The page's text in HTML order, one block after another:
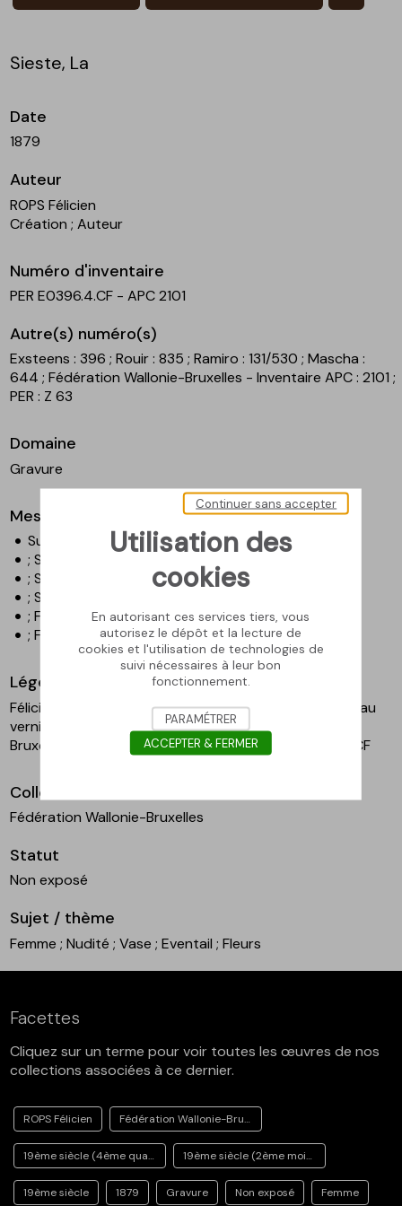
Sieste, La
Date
1879
Auteur
ROPS Félicien
Création; Auteur
Numéro d'inventaire
PER E0396.4.CF - APC 2101
Autre(s) numéro(s)
Exsteens : 396; Rouir : 835; Ramiro : 131/530; Mascha :
644; Fédération Wallonie-Bruxelles - Inventaire APC : 2101;
PER : Z 63
Domaine
Gravure
Mesures
Surface couverte - Hauteur en cm : 18,6
; Surface couverte - Largeur en cm : 25,1
; Surface gravée - Hauteur en cm : 23,2
; Surface gravée - Largeur en cm : 29,2
; Feuille - Hauteur en cm : 28,2
; Feuille - Largeur en cm : 36
Légende
Félicien Rops, La Sieste, 1879, héliogravure retouchée au
vernis mou, 18,6 x 25,1 cm. Coll. Fédération Wallonie-
Bruxelles, en dépôt au musée Rops. Inv. PER E0396.4.CF
Collection
Fédération Wallonie-Bruxelles
Statut
Non exposé
Sujet / thème
Femme; Nudité; Vase; Eventail; Fleurs
Facettes
Cliquez sur un terme pour voir toutes les œuvres de nos
collections associées à ce dernier.
ROPS Félicien Fédération Wallonie-Bruxelles
19ème siècle (4ème quart) 19ème siècle (2ème moitié)
19ème siècle 1879 Gravure Non exposé Femme
Utilisation des
cookies
En autorisant ces services tiers, vous
autorisez le dépôt et la lecture de
cookies et l'utilisation de technologies de
suivi nécessaires à leur bon
fonctionnement.
Continuer sans accepter
PARAMÉTRER
ACCEPTER & FERMER